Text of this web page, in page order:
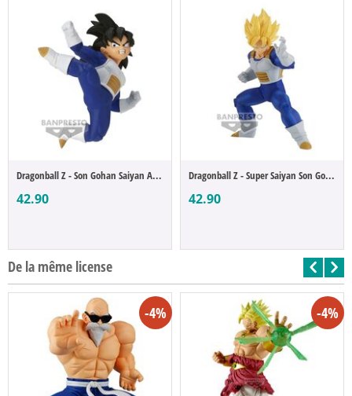
Dragonball Z - Son Gohan Saiyan Armor (Ch...
42.90
Dragonball Z - Super Saiyan Son Goku (Cho...
42.90
De la même license
-4% -4%